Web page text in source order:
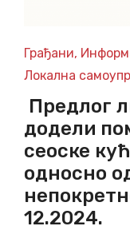
Грађани,
Локална
Предлог
додели
сеоске
односно
12.2024.